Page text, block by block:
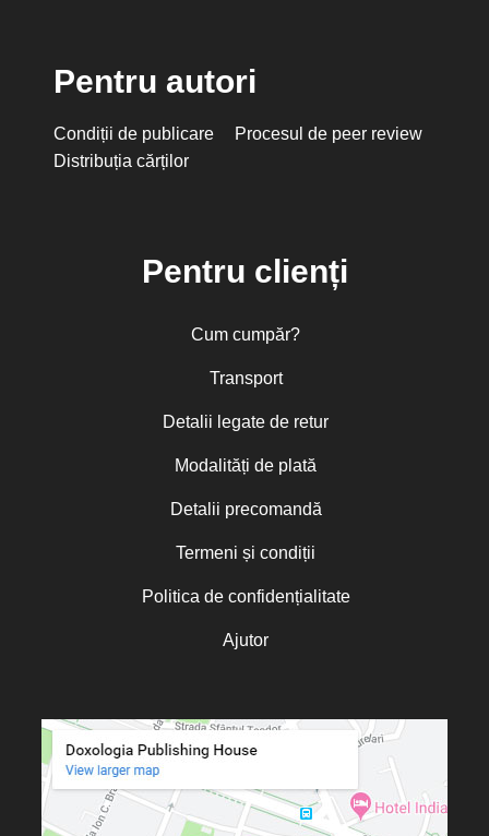
Pentru autori
Condiții de publicare
Procesul de peer review
Distribuția cărților
Pentru clienți
Cum cumpăr?
Transport
Detalii legate de retur
Modalități de plată
Detalii precomandă
Termeni și condiții
Politica de confidențialitate
Ajutor